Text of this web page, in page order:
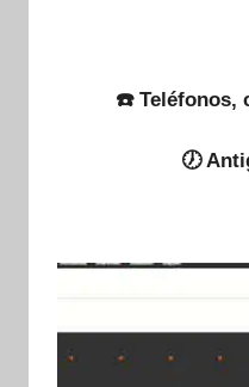
☎️ Teléfonos,
🕖